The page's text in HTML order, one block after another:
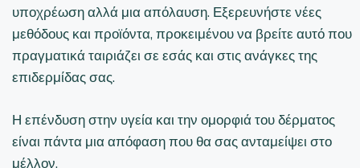
υποχρέωση αλλά μια απόλαυση. Εξερευνήστε νέες
μεθόδους και προϊόντα, προκειμένου να βρείτε αυτό που
πραγματικά ταιριάζει σε εσάς και στις ανάγκες της
επιδερμίδας σας.
Η επένδυση στην υγεία και την ομορφιά του δέρματος
είναι πάντα μια απόφαση που θα σας ανταμείψει στο
μέλλον.